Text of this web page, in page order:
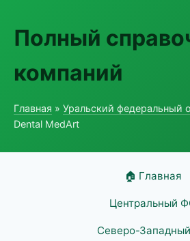
Полный
компаний
Главная » Уральский федеральный
Dental MedArt
🏠 Главная
Центральный
Северо-